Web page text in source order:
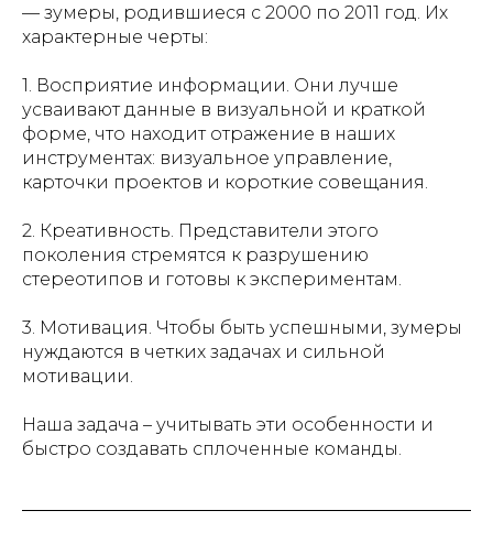
— зумеры, родившиеся с 2000 по 2011 год. Их
характерные черты:
1. Восприятие информации. Они лучше
усваивают данные в визуальной и краткой
форме, что находит отражение в наших
инструментах: визуальное управление,
карточки проектов и короткие совещания.
2. Креативность. Представители этого
поколения стремятся к разрушению
стереотипов и готовы к экспериментам.
3. Мотивация. Чтобы быть успешными, зумеры
нуждаются в четких задачах и сильной
мотивации.
Наша задача – учитывать эти особенности и
быстро создавать сплоченные команды.